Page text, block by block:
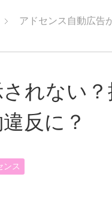
アドセンス自動広告
れない
反に？
ンス